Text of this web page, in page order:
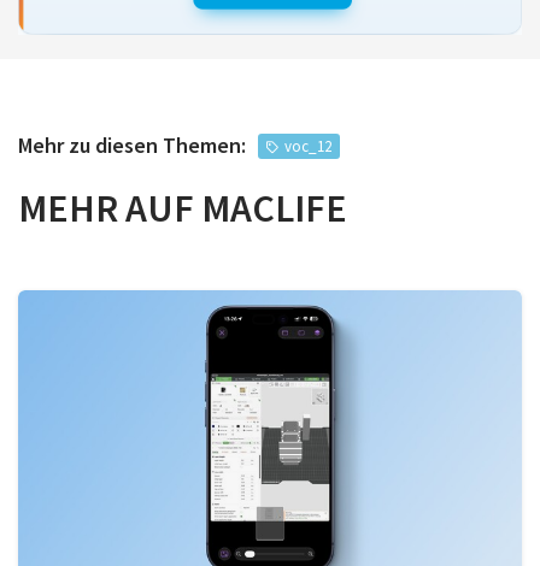
Mehr zu diesen Themen: voc_12
MEHR AUF MACLIFE